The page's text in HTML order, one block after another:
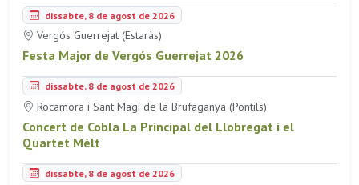
dissabte, 8 de agost de 2026
Vergós Guerrejat (Estaràs)
Festa Major de Vergós Guerrejat 2026
dissabte, 8 de agost de 2026
Rocamora i Sant Magí de la Brufaganya (Pontils)
Concert de Cobla La Principal del Llobregat i el
Quartet Mèlt
dissabte, 8 de agost de 2026